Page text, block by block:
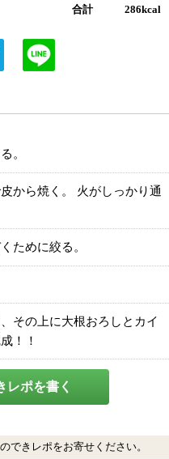
合計 286kcal
。
から焼く。 火がしっかり通
ために絞る。
その上に大根おろしとカイ
！！
レポを書く
できレポをお寄せください。